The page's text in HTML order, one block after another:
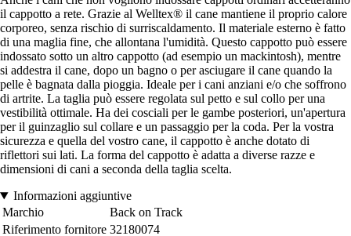
il cappotto a rete. Grazie al Welltex® il cane mantiene il proprio calore
corporeo, senza rischio di surriscaldamento. Il materiale esterno è fatto
di una maglia fine, che allontana l'umidità. Questo cappotto può essere
indossato sotto un altro cappotto (ad esempio un mackintosh), mentre
si addestra il cane, dopo un bagno o per asciugare il cane quando la
pelle è bagnata dalla pioggia. Ideale per i cani anziani e/o che soffrono
di artrite. La taglia può essere regolata sul petto e sul collo per una
vestibilità ottimale. Ha dei cosciali per le gambe posteriori, un'apertura
per il guinzaglio sul collare e un passaggio per la coda. Per la vostra
sicurezza e quella del vostro cane, il cappotto è anche dotato di
riflettori sui lati. La forma del cappotto è adatta a diverse razze e
dimensioni di cani a seconda della taglia scelta.
Informazioni aggiuntive
Marchio
Back on Track
Riferimento fornitore 32180074